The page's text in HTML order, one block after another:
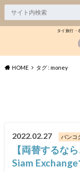
タイ旅行・
HOME タグ : money
2022.02.27 バンコ
【両替するな
Siam